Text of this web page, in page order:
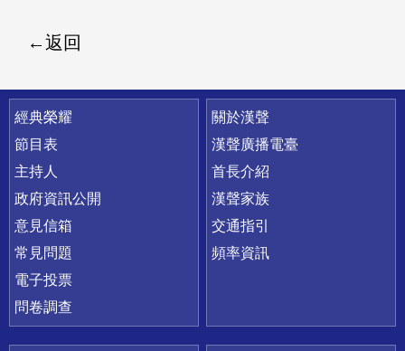
返回
快速連結
經典榮耀
節目表
主持人
政府資訊公開
意見信箱
常見問題
電子投票
問卷調查
關於漢聲
漢聲廣播電臺
首長介紹
漢聲家族
交通指引
頻率資訊